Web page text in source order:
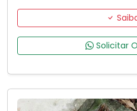
Solicitar